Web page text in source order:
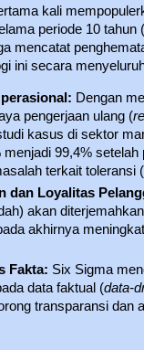
kali
periode 10
mencatat
ini secara
Dengan
pengerjaan ulang (
kasus di sektor
99,4%
terkait toleransi
dan Loyalitas
akan
akhirnya
Fakta: Six Sigma
data faktual (data-
transparansi dan